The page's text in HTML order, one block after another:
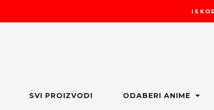
SVI PROIZVODI ODABERI ANIME